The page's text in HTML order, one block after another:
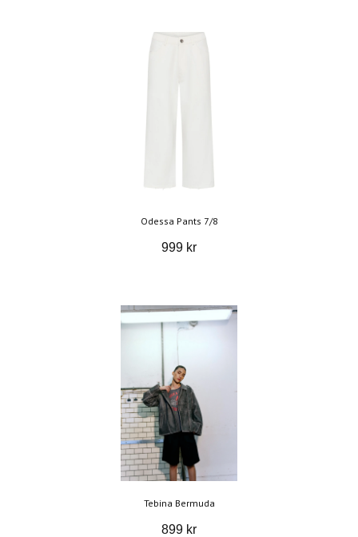
Odessa Pants 7/8
999 kr
Tebina Bermuda
899 kr